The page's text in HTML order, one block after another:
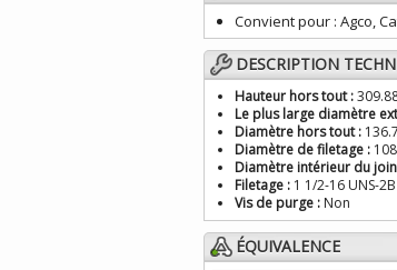
Convient pour : Agco,
DESCRIPTION
Hauteur hors tout :
Le plus large diamètre
Diamètre hors tout :
Diamètre de filetage :
Diamètre intérieur du
Filetage : 1 1/2-16 UNS-2B
Vis de purge : Non
ÉQUIVALENCE